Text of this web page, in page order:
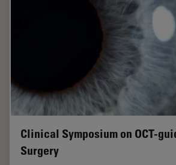
Clinical Symposium on OCT-
Surgery